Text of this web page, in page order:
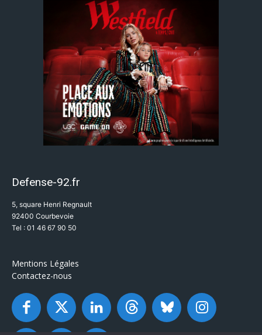
Defense-92.fr
5, square Henri Regnault
92400 Courbevoie
Tel : 01 46 67 90 50
Mentions Légales
Contactez-nous